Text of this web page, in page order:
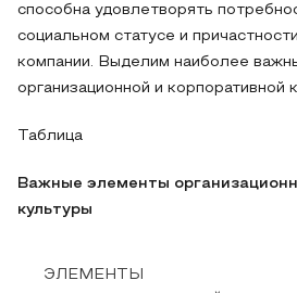
способна удовлетворять
социальном статусе и
компании. Выделим наиболее
организационной и корпоративной
Таблица
Важные элементы
культуры
ЭЛЕМЕНТЫ